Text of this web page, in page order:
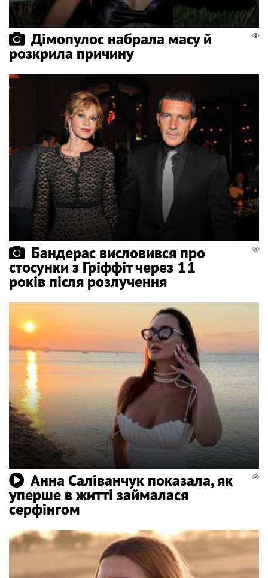
Дімопулос набрала масу й
розкрила причину
Бандерас висловився про
стосунки з Гріффіт через 11
років після розлучення
Анна Саліванчук показала, як
уперше в житті займалася
серфінгом